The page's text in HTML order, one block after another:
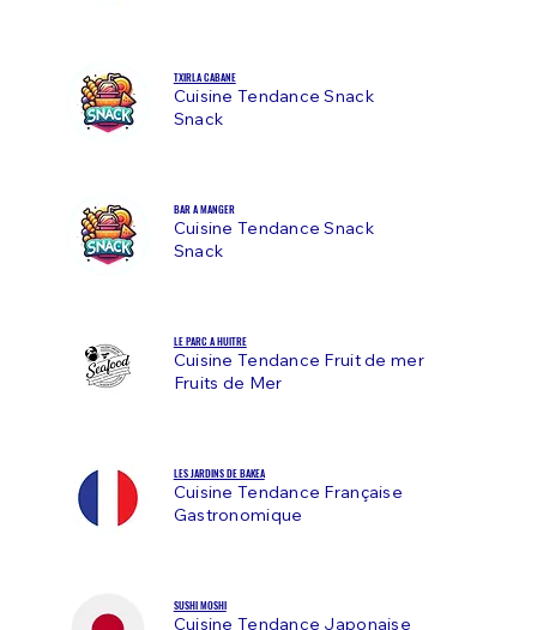
TXIRLA CABANE
Cuisine Tendance Snack
Snack
BAR A MANGER
Cuisine Tendance Snack
Snack
LE PARC A HUITRE
Cuisine Tendance Fruit de mer
Fruits de Mer
LES JARDINS DE BAKEA
Cuisine Tendance Française
Gastronomique
SUSHI MOSHI